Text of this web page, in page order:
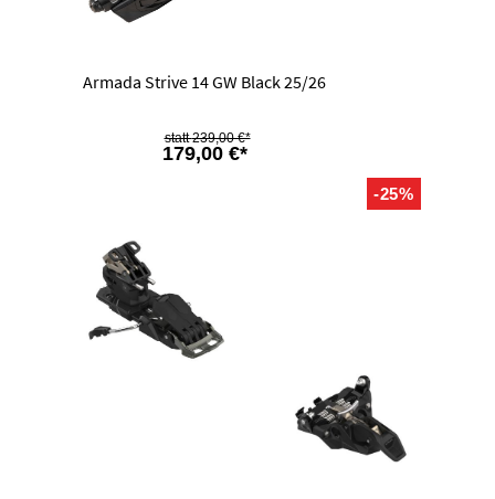
Armada Strive 14 GW Black 25/26
179,00 €*
239,00 €*
-25%